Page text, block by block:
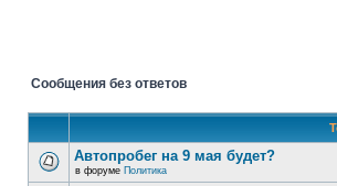
Сообщения без ответов
Автопробег на 9 мая будет?
в форуме Политика